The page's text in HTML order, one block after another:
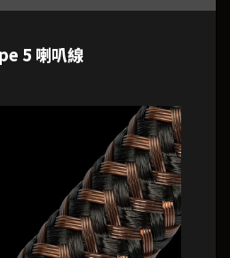
5 喇叭線